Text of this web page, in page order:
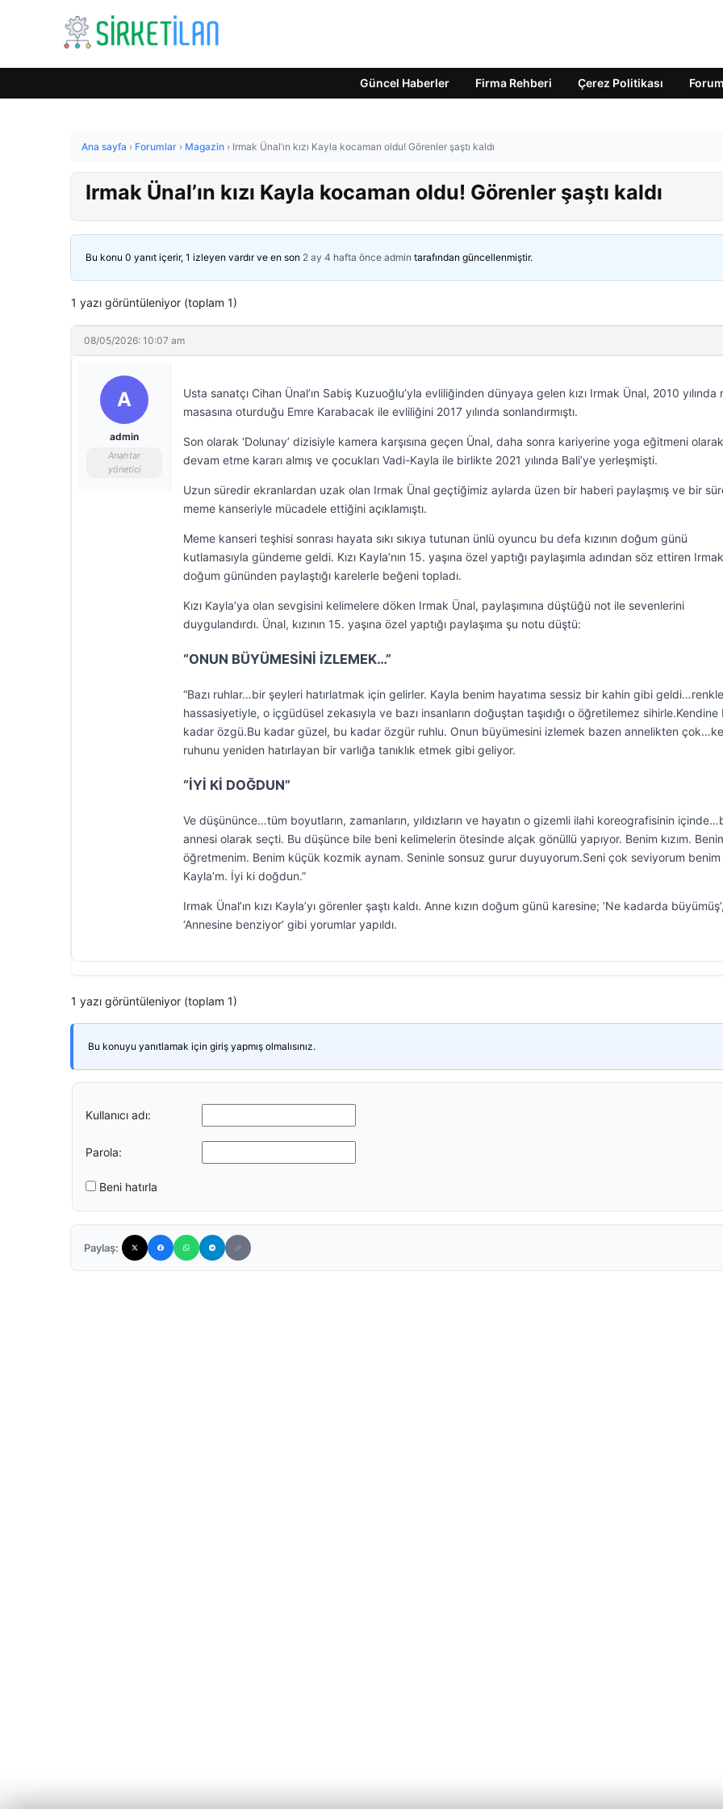
Güncel Haberler Firma Rehberi Çerez Politikası Forum
Ana sayfa › Forumlar › Magazin › Irmak Ünal’ın kızı Kayla kocaman oldu! Görenler şaştı kaldı
Irmak Ünal’ın kızı Kayla kocaman oldu! Görenler şaştı kaldı
Bu konu 0 yanıt içerir, 1 izleyen vardır ve en son 2 ay 4 hafta önce admin tarafından güncellenmiştir.
1 yazı görüntüleniyor (toplam 1)
08/05/2026: 10:07 am
A
admin
Anahtar
yönetici
Usta sanatçı Cihan Ünal’ın Sabiş Kuzuoğlu’yla evliliğinden dünyaya gelen kızı Irmak Ünal, 2010 yılında
masasına oturduğu Emre Karabacak ile evliliğini 2017 yılında sonlandırmıştı.
Son olarak ‘Dolunay’ dizisiyle kamera karşısına geçen Ünal, daha sonra kariyerine yoga eğitmeni olarak
devam etme kararı almış ve çocukları Vadi-Kayla ile birlikte 2021 yılında Bali’ye yerleşmişti.
Uzun süredir ekranlardan uzak olan Irmak Ünal geçtiğimiz aylarda üzen bir haberi paylaşmış ve bir
meme kanseriyle mücadele ettiğini açıklamıştı.
Meme kanseri teşhisi sonrası hayata sıkı sıkıya tutunan ünlü oyuncu bu defa kızının doğum günü
kutlamasıyla gündeme geldi. Kızı Kayla’nın 15. yaşına özel yaptığı paylaşımla adından söz ettiren
doğum gününden paylaştığı karelerle beğeni topladı.
Kızı Kayla’ya olan sevgisini kelimelere döken Irmak Ünal, paylaşımına düştüğü not ile sevenlerini
duygulandırdı. Ünal, kızının 15. yaşına özel yaptığı paylaşıma şu notu düştü:
“ONUN BÜYÜMESİNİ İZLEMEK…”
“Bazı ruhlar…bir şeyleri hatırlatmak için gelirler. Kayla benim hayatıma sessiz bir kahin gibi
hassasiyetiyle, o içgüdüsel zekasıyla ve bazı insanların doğuştan taşıdığı o öğretilemez sihirle.Kendine
kadar özgü.Bu kadar güzel, bu kadar özgür ruhlu. Onun büyümesini izlemek bazen annelikten
ruhunu yeniden hatırlayan bir varlığa tanıklık etmek gibi geliyor.
“İYİ Kİ DOĞDUN”
Ve düşününce…tüm boyutların, zamanların, yıldızların ve hayatın o gizemli ilahi koreografisinin
annesi olarak seçti. Bu düşünce bile beni kelimelerin ötesinde alçak gönüllü yapıyor. Benim kızım.
öğretmenim. Benim küçük kozmik aynam. Seninle sonsuz gurur duyuyorum.Seni çok seviyorum benim
Kayla’m. İyi ki doğdun.”
Irmak Ünal’ın kızı Kayla’yı görenler şaştı kaldı. Anne kızın doğum günü karesine; ‘Ne kadarda büyümüş’,
‘Annesine benziyor’ gibi yorumlar yapıldı.
1 yazı görüntüleniyor (toplam 1)
Bu konuyu yanıtlamak için giriş yapmış olmalısınız.
Kullanıcı adı:
Parola:
Beni hatırla
Paylaş: